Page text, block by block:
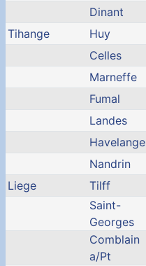
Dinant
Tihange
Huy
Celles
Marneffe
Fumal
Landes
Havelange
Nandrin
Liege
Tilff
Saint-
Georges
Comblain
a/Pt